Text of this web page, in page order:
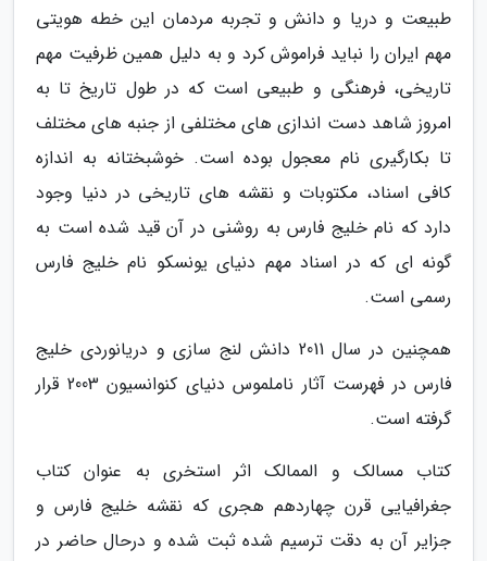
طبیعت و دریا و دانش و تجربه مردمان این خطه هویتی
مهم ایران را نباید فراموش کرد و به دلیل همین ظرفیت مهم
تاریخی، فرهنگی و طبیعی است که در طول تاریخ تا به
امروز شاهد دست اندازی های مختلفی از جنبه های مختلف
تا بکارگیری نام معجول بوده است. خوشبختانه به اندازه
کافی اسناد، مکتوبات و نقشه های تاریخی در دنیا وجود
دارد که نام خلیج فارس به روشنی در آن قید شده است به
گونه ای که در اسناد مهم دنیای یونسکو نام خلیج فارس
رسمی است.
همچنین در سال 2011 دانش لنج سازی و دریانوردی خلیج
فارس در فهرست آثار ناملموس دنیای کنوانسیون 2003 قرار
گرفته است.
کتاب مسالک و الممالک اثر استخری به عنوان کتاب
جغرافیایی قرن چهاردهم هجری که نقشه خلیج فارس و
جزایر آن به دقت ترسیم شده ثبت شده و درحال حاضر در